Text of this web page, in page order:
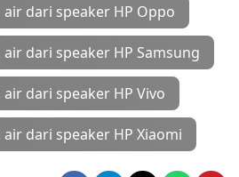
dari speaker HP Oppo
dari speaker HP Samsung
dari speaker HP Vivo
dari speaker HP Xiaomi